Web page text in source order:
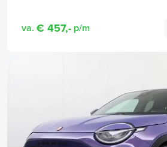
va. € 457,- p/m